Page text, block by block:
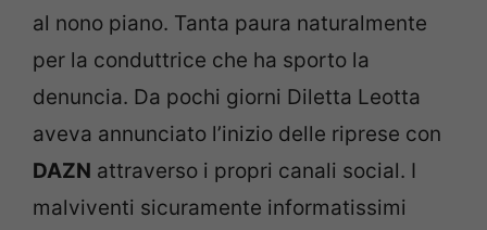
al nono piano. Tanta paura naturalmente
per la conduttrice che ha sporto la
denuncia. Da pochi giorni Diletta Leotta
aveva annunciato l’inizio delle riprese con
DAZN attraverso i propri canali social. I
malviventi sicuramente informatissimi